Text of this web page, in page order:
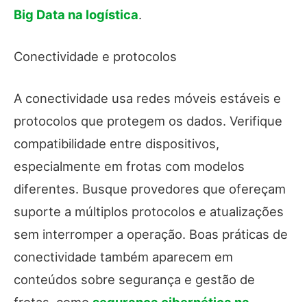
Big Data na logística.
Conectividade e protocolos
A conectividade usa redes móveis estáveis e
protocolos que protegem os dados. Verifique
compatibilidade entre dispositivos,
especialmente em frotas com modelos
diferentes. Busque provedores que ofereçam
suporte a múltiplos protocolos e atualizações
sem interromper a operação. Boas práticas de
conectividade também aparecem em
conteúdos sobre segurança e gestão de